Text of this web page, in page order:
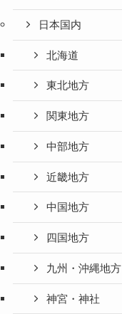
日本国内
北海道
東北地方
関東地方
中部地方
近畿地方
中国地方
四国地方
九州・沖縄地方
神宮・神社